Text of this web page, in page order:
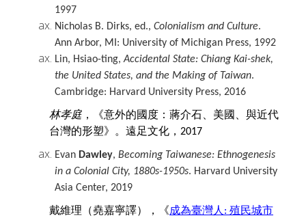
1997
Nicholas B. Dirks, ed., Colonialism and Culture.
Ann Arbor, MI: University of Michigan Press, 1992
Lin, Hsiao-ting,Accidental State: Chiang Kai-shek,
the United States, and the Making of Taiwan.
Cambridge: Harvard University Press, 2016
林孝庭 ， 《意外的國度 ：蔣介石、美國、與近代
台灣的形塑》。 遠足文化， 2017
Evan Dawley, Becoming Taiwanese: Ethnogenesis
in a Colonial City, 1880s-1950s. Harvard University
Asia Center, 2019
戴維理（堯嘉寧譯），《成為臺灣人 : 殖民城市